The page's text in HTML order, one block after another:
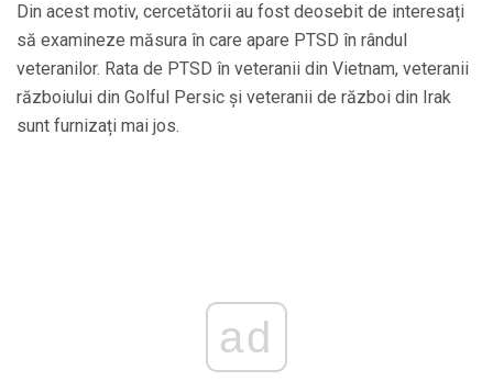
Din acest motiv, cercetătorii au fost deosebit de interesați
să examineze măsura în care apare PTSD în rândul
veteranilor. Rata de PTSD în veteranii din Vietnam, veteranii
războiului din Golful Persic și veteranii de război din Irak
sunt furnizați mai jos.
ad